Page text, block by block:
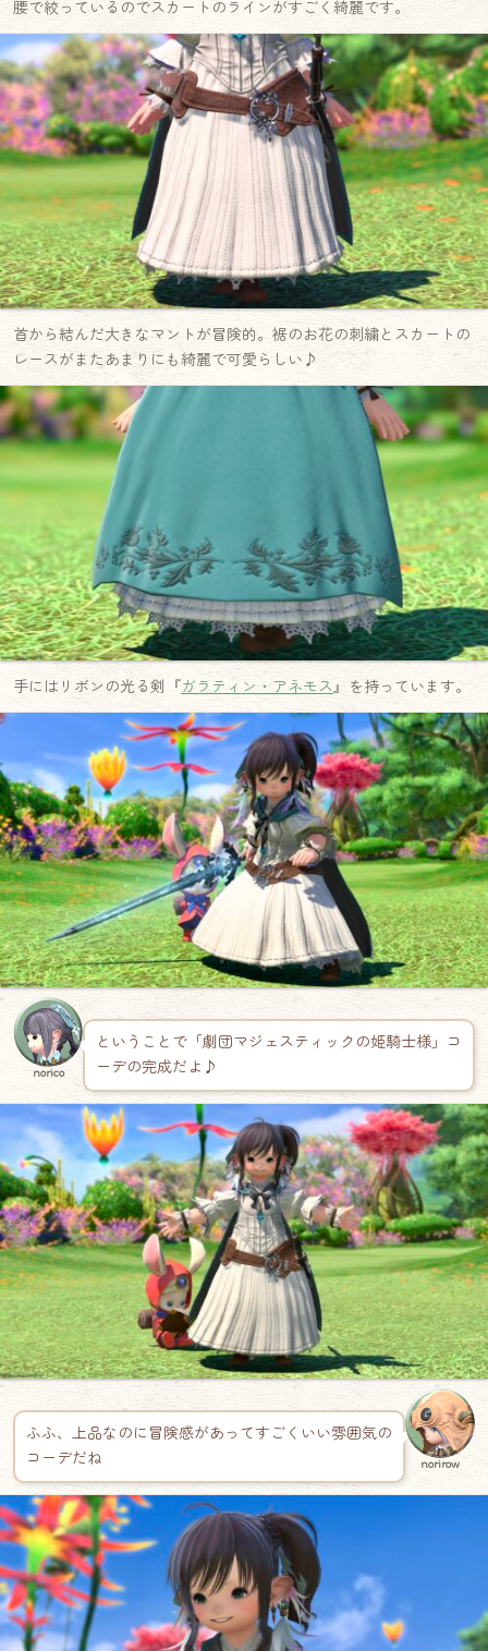
腰で絞っているのでスカートのラインがすごく綺麗です。
首から結んだ大きなマントが冒険的。裾のお花の刺繍とスカートの
レースがまたあまりにも綺麗で可愛らしい♪
手にはリボンの光る剣『ガラティン・アネモス 』を持っています。
norico
ということで「劇団マジェスティックの姫騎士様」コ
ーデの完成だよ♪
ふふ、上品なのに冒険感があってすごくいい雰囲気の
コーデだね
norirow